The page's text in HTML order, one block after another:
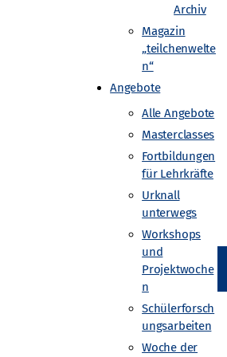
Archiv
Magazin
„teilchenwelte
n“
Angebote
Alle Angebote
Masterclasses
Fortbildungen
für Lehrkräfte
Urknall
unterwegs
Workshops
und
Projektwoche
n
Schülerforsch
ungsarbeiten
Woche der
möglich. Wurden mit
an. Ziel des Workshops
erfahren die Teilnehmenden,